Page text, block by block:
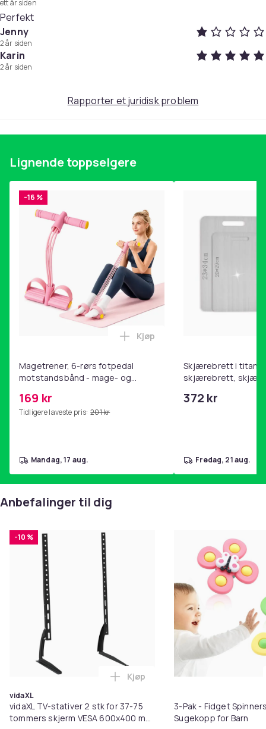
farlig med denne grønnsakskjeksen. Det er også
perfekt for gjøremål som å hakke løk til gryteretter.
98376d0c-75dd-448d-987b-13dfab1bcc51
Produktsikkerhetsinformasjon
ett år siden
Perfekt
Jenny
2 år siden
Karin
2 år siden
Rapporter et juridisk problem
Lignende toppselgere
-16 %
Magetrener, 6-rørs fotpedal
motstandsbånd - mage- og
hjemmegymnastikk Pink
169 kr
Tidligere laveste pris: 201 kr
Legg Magetrener, 6-rørs
Kjøp
mandag, 17 aug.
Skjærebrett i titan,
skjærebrett,
372 kr
fredag, 21 aug.
Anbefalinger til dig
-10 %
vidaXL
vidaXL TV-stativer 2 stk for 37-75
tommers skjerm VESA 600x400 mm
Legg vidaXL TV-stativer 2 stk
Kjøp
3-Pak - Fidget
Sugekopp for Barn